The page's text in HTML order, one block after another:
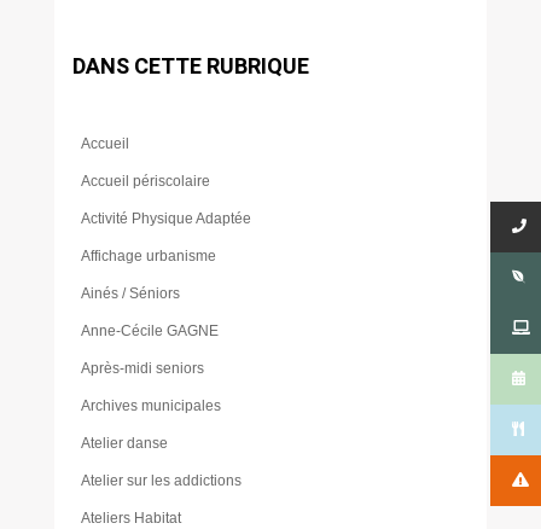
DANS CETTE RUBRIQUE
Accueil
Accueil périscolaire
Activité Physique Adaptée
Affichage urbanisme
Ainés / Séniors
Anne-Cécile GAGNE
Après-midi seniors
Archives municipales
Atelier danse
Atelier sur les addictions
Ateliers Habitat